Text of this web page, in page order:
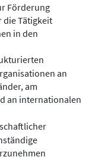
Förderung
die Tätigkeit
in den
an
am
an internationalen